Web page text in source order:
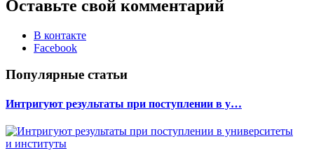
Оставьте свой комментарий
В контакте
Facebook
Популярные статьи
Интригуют результаты при поступлении в у…